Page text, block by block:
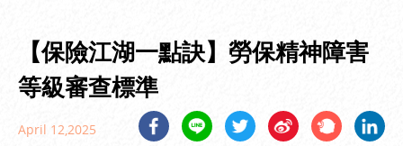
【保險江湖一點訣】勞保精神障害
等級審查標準
April 12,2025